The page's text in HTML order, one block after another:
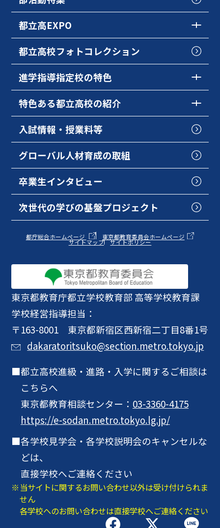
東京都教育庁都立学校教育部 高等学校教育課
学校経営指導担当：
〒163-8001 東京都新宿区西新宿二丁目8番1号
dakaratoritsuko@section.metro.tokyo.jp
都立高校進級・進路・入学に関するご相談は
こちらへ
東京都教育相談センター： 03-3360-4175
https://e-sodan.metro.tokyo.lg.jp/
各学校見学会・各学校説明会のキャンセルな
どは、
直接学校へご連絡ください
当サイトに関するお問い合わせ以外は受け付けられま
せん
各学校へのお問い合わせは直接学校へご連絡ください
都立高EXPO
都立高校フォトコレクション
進学指導指定校の特色
特色ある都立高校の紹介
入試情報・授業料等
グローバル人材育成の取組
卒業生インタビュー
次世代の学びの基盤プロジェクト
都庁総合ホームページ 東京都教育委員会ホームページ
サイトマップ サイトポリシー